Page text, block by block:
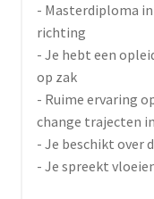
- Masterdiploma
richting
- Je hebt een
op zak
- Ruime ervaring
change trajecten
- Je beschikt over
- Je spreekt